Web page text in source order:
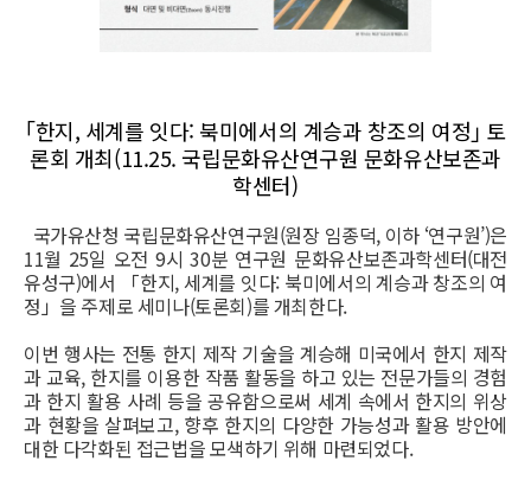
｢한지, 세계를 잇다: 북미에서의 계승과 창조의 여정｣ 토
론회 개최(11.25. 국립문화유산연구원 문화유산보존과
학센터)
국가유산청 국립문화유산연구원(원장 임종덕, 이하 ‘연구원’)은
11월 25일 오전 9시 30분 연구원 문화유산보존과학센터(대전
유성구)에서 「한지, 세계를 잇다: 북미에서의 계승과 창조의 여
정」을 주제로 세미나(토론회)를 개최한다.
이번 행사는 전통 한지 제작 기술을 계승해 미국에서 한지 제작
과 교육, 한지를 이용한 작품 활동을 하고 있는 전문가들의 경험
과 한지 활용 사례 등을 공유함으로써 세계 속에서 한지의 위상
과 현황을 살펴보고, 향후 한지의 다양한 가능성과 활용 방안에
대한 다각화된 접근법을 모색하기 위해 마련되었다.